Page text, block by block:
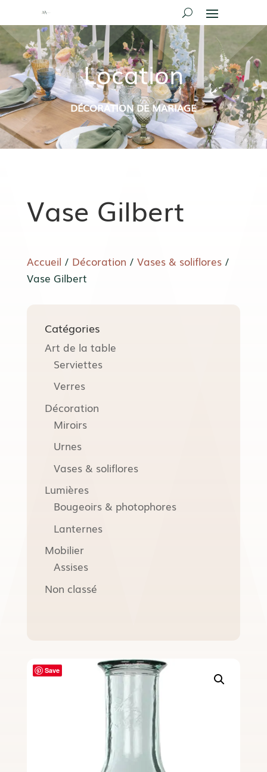
Location
DÉCORATION DE MARIAGE
Vase Gilbert
Accueil / Décoration / Vases & soliflores/
Vase Gilbert
Catégories
Art de la table
Serviettes
Verres
Décoration
Miroirs
Urnes
Vases & soliflores
Lumières
Bougeoirs & photophores
Lanternes
Mobilier
Assises
Non classé
Save